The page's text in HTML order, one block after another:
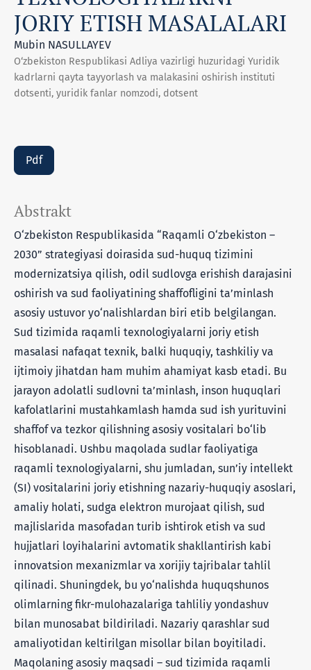
JORIY ETISH MASALALARI
Mubin NASULLAYEV
O‘zbekiston Respublikasi Adliya vazirligi huzuridagi Yuridik
kadrlarni qayta tayyorlash va malakasini oshirish instituti
dotsenti, yuridik fanlar nomzodi, dotsent
Pdf
Abstrakt
O‘zbekiston Respublikasida “Raqamli O‘zbekiston –
2030” strategiyasi doirasida sud-huquq tizimini
modernizatsiya qilish, odil sudlovga erishish darajasini
oshirish va sud faoliyatining shaffofligini ta’minlash
asosiy ustuvor yo‘nalishlardan biri etib belgilangan.
Sud tizimida raqamli texnologiyalarni joriy etish
masalasi nafaqat texnik, balki huquqiy, tashkiliy va
ijtimoiy jihatdan ham muhim ahamiyat kasb etadi. Bu
jarayon adolatli sudlovni ta’minlash, inson huquqlari
kafolatlarini mustahkamlash hamda sud ish yurituvini
shaffof va tezkor qilishning asosiy vositalari bo‘lib
hisoblanadi. Ushbu maqolada sudlar faoliyatiga
raqamli texnologiyalarni, shu jumladan, sun’iy intellekt
(SI) vositalarini joriy etishning nazariy-huquqiy asoslari,
amaliy holati, sudga elektron murojaat qilish, sud
majlislarida masofadan turib ishtirok etish va sud
hujjatlari loyihalarini avtomatik shakllantirish kabi
innovatsion mexanizmlar va xorijiy tajribalar tahlil
qilinadi. Shuningdek, bu yo‘nalishda huquqshunos
olimlarning fikr-mulohazalariga tahliliy yondashuv
bilan munosabat bildiriladi. Nazariy qarashlar sud
amaliyotidan keltirilgan misollar bilan boyitiladi.
Maqolaning asosiy maqsadi – sud tizimida raqamli